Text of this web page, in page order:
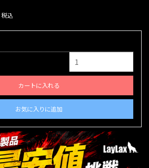
税込
カートに入れる
お気に入りに追加